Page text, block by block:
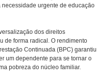
urgente de educação
dos direitos
de forma radical. O rendimento
Continuada (BPC) garantiu
um dependente para se tornar o
pobreza do núcleo familiar.